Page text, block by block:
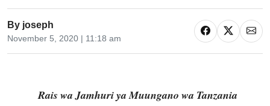
By joseph
November 5, 2020 | 11:18 am
Rais wa Jamhuri ya Muungano wa Tanzania